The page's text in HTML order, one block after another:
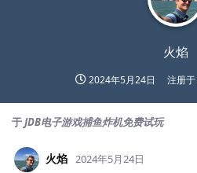
火焰
2024年5月24日 注册于
于JDB电子游戏捕鱼炸机免费试玩
火焰 2024年5月24日